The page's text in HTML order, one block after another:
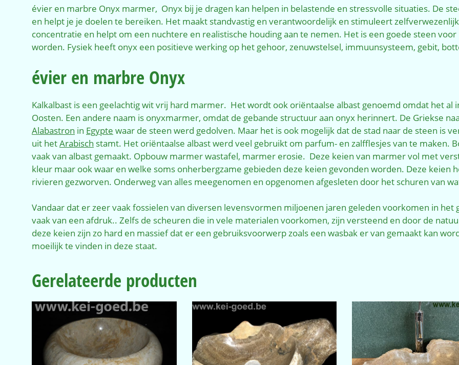
évier en marbre Onyx marmer, Onyx bij je dragen kan helpen in belastende en stressvolle situaties. De
en helpt je je doelen te bereiken. Het maakt standvastig en verantwoordelijk en stimuleert
concentratie en helpt om een nuchtere en realistische houding aan te nemen. Het is een goede steen
worden. Fysiek heeft onyx een positieve werking op het gehoor, zenuwstelsel, immuunsysteem, gebit,
évier en marbre Onyx
Kalkalbast is een geelachtig wit vrij hard marmer. Het wordt ook oriëntaalse albast genoemd omdat het
Oosten. Een andere naam is onyxmarmer, omdat de gebande structuur aan onyx herinnert. De Griekse
Alabastron in Egypte waar de steen werd gedolven. Maar het is ook mogelijk dat de stad naar de steen is
uit hetArabisch stamt. Het oriëntaalse albast werd veel gebruikt om parfum- en zalfflesjes van te maken.
vaak van albast gemaakt. Opbouw marmer wastafel, marmer erosie. Deze keien van marmer vol met
kleur maar ook waar en welke soms onherbergzame gebieden deze keien gevonden worden. Deze keien
rivieren gezworven. Onderweg van alles meegenomen en opgenomen afgesleten door het schuren van
Vandaar dat er zeer vaak fossielen van diversen levensvormen miljoenen jaren geleden voorkomen in
vaak van een afdruk.. Zelfs de scheuren die in vele materialen voorkomen, zijn versteend en door de
deze keien zijn zo hard en massief dat er een gebruiksvoorwerp zoals een wasbak er van gemaakt kan
moeilijk te vinden in deze staat.
Gerelateerde producten